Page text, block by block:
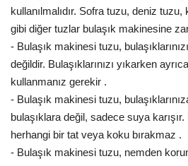
kullanılmalıdır. Sofra tuzu, deniz
gibi diğer tuzlar bulaşık makinesine
- Bulaşık makinesi tuzu,
değildir. Bulaşıklarınızı yıkarken
kullanmanız gerekir .
- Bulaşık makinesi tuzu,
bulaşıklara değil, sadece suya karışır.
herhangi bir tat veya koku bırakmaz .
- Bulaşık makinesi tuzu, nemden